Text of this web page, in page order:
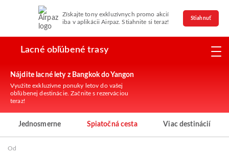
Získajte tony exkluzívnych promo akcií
iba v aplikácii Airpaz. Stiahnite si teraz!
Stiahnuť
Lacné obľúbené trasy
Nájdite lacné lety z Bangkok do Yangon
Využite exkluzívne ponuky letov do vašej
obľúbenej destinácie. Začnite s rezerváciou
teraz!
Jednosmerne Spiatočná cesta Viac destinácií
Od